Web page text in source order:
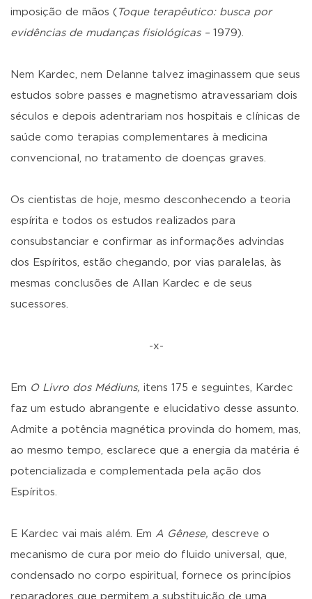
imposição de mãos ( Toque terapêutico: busca por
evidências de mudanças fisiológicas – 1979).
Nem Kardec, nem Delanne talvez imaginassem que seus
estudos sobre passes e magnetismo atravessariam dois
séculos e depois adentrariam nos hospitais e clínicas de
saúde como terapias complementares à medicina
convencional, no tratamento de doenças graves.
Os cientistas de hoje, mesmo desconhecendo a teoria
espírita e todos os estudos realizados para
consubstanciar e confirmar as informações advindas
dos Espíritos, estão chegando, por vias paralelas, às
mesmas conclusões de Allan Kardec e de seus
sucessores.
-x-
Em O Livro dos Médiuns, itens 175 e seguintes, Kardec
faz um estudo abrangente e elucidativo desse assunto.
Admite a potência magnética provinda do homem, mas,
ao mesmo tempo, esclarece que a energia da matéria é
potencializada e complementada pela ação dos
Espíritos.
E Kardec vai mais além. Em A Gênese, descreve o
mecanismo de cura por meio do fluido universal, que,
condensado no corpo espiritual, fornece os princípios
reparadores que permitem a substituição de uma